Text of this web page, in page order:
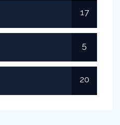
17
5
20